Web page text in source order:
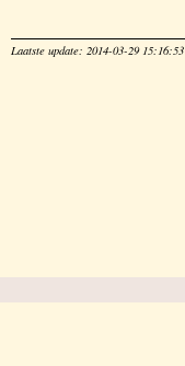
Laatste update: 2014-03-29 15:16:53